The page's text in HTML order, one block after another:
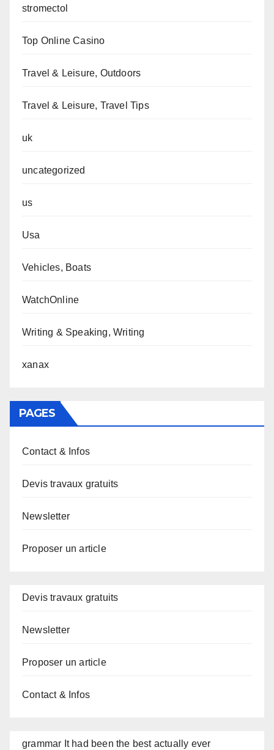
stromectol
Top Online Casino
Travel & Leisure, Outdoors
Travel & Leisure, Travel Tips
uk
uncategorized
us
Usa
Vehicles, Boats
WatchOnline
Writing & Speaking, Writing
xanax
PAGES
Contact & Infos
Devis travaux gratuits
Newsletter
Proposer un article
Devis travaux gratuits
Newsletter
Proposer un article
Contact & Infos
grammar It had been the best actually ever